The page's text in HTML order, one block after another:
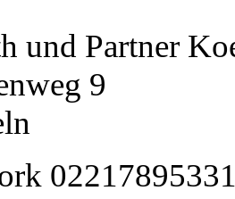
und Partner
9